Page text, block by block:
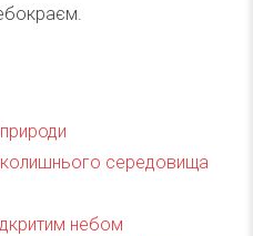
середовища
небом